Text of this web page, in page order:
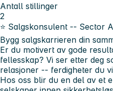
Antall stillinger
2
⭐ Salgskonsulent -- Sector
Bygg salgskarrieren din
Er du motivert av gode
fellesskap? Vi ser etter deg
relasjoner -- ferdigheter du
Hos oss blir du en del av et